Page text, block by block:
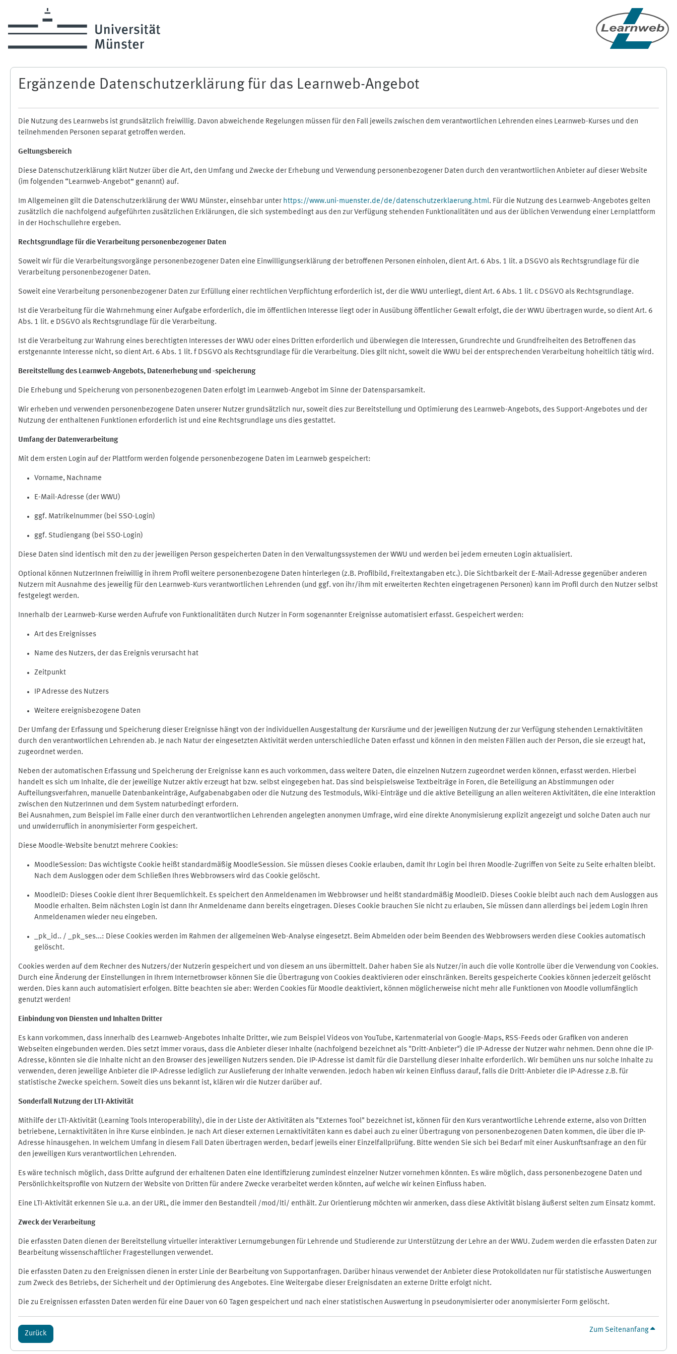
Ergänzende Datenschutzerklärung für das Learnweb-Angebot
Die Nutzung des Learnwebs ist grundsätzlich freiwillig. Davon abweichende Regelungen müssen für den Fall jeweils zwischen dem verantwortlichen Lehrenden eines Learnweb-Kurses und den
teilnehmenden Personen separat getroffen werden.
Geltungsbereich
Diese Datenschutzerklärung klärt Nutzer über die Art, den Umfang und Zwecke der Erhebung und Verwendung personenbezogener Daten durch den verantwortlichen Anbieter auf dieser Website
(im folgenden “Learnweb-Angebot” genannt) auf.
Im Allgemeinen gilt die Datenschutzerklärung der WWU Münster, einsehbar unter https://www.uni-muenster.de/de/datenschutzerklaerung.html. Für die Nutzung des Learnweb-Angebotes gelten
zusätzlich die nachfolgend aufgeführten zusätzlichen Erklärungen, die sich systembedingt aus den zur Verfügung stehenden Funktionalitäten und aus der üblichen Verwendung einer Lernplattform
in der Hochschullehre ergeben.
Rechtsgrundlage für die Verarbeitung personenbezogener Daten
Soweit wir für die Verarbeitungsvorgänge personenbezogener Daten eine Einwilligungserklärung der betroffenen Personen einholen, dient Art. 6 Abs. 1 lit. a DSGVO als Rechtsgrundlage für die
Verarbeitung personenbezogener Daten.
Soweit eine Verarbeitung personenbezogener Daten zur Erfüllung einer rechtlichen Verpflichtung erforderlich ist, der die WWU unterliegt, dient Art. 6 Abs. 1 lit. c DSGVO als Rechtsgrundlage.
Ist die Verarbeitung für die Wahrnehmung einer Aufgabe erforderlich, die im öffentlichen Interesse liegt oder in Ausübung öffentlicher Gewalt erfolgt, die der WWU übertragen wurde, so dient Art. 6
Abs. 1 lit. e DSGVO als Rechtsgrundlage für die Verarbeitung.
Ist die Verarbeitung zur Wahrung eines berechtigten Interesses der WWU oder eines Dritten erforderlich und überwiegen die Interessen, Grundrechte und Grundfreiheiten des Betroffenen das
erstgenannte Interesse nicht, so dient Art. 6 Abs. 1 lit. f DSGVO als Rechtsgrundlage für die Verarbeitung. Dies gilt nicht, soweit die WWU bei der entsprechenden Verarbeitung hoheitlich tätig wird.
Bereitstellung des Learnweb-Angebots, Datenerhebung und -speicherung
Die Erhebung und Speicherung von personenbezogenen Daten erfolgt im Learnweb-Angebot im Sinne der Datensparsamkeit.
Wir erheben und verwenden personenbezogene Daten unserer Nutzer grundsätzlich nur, soweit dies zur Bereitstellung und Optimierung des Learnweb-Angebots, des Support-Angebotes und der
Nutzung der enthaltenen Funktionen erforderlich ist und eine Rechtsgrundlage uns dies gestattet.
Umfang der Datenverarbeitung
Mit dem ersten Login auf der Plattform werden folgende personenbezogene Daten im Learnweb gespeichert:
Vorname, Nachname
E-Mail-Adresse (der WWU)
ggf. Matrikelnummer (bei SSO-Login)
ggf. Studiengang (bei SSO-Login)
Diese Daten sind identisch mit den zu der jeweiligen Person gespeicherten Daten in den Verwaltungssystemen der WWU und werden bei jedem erneuten Login aktualisiert.
Optional können NutzerInnen freiwillig in ihrem Profil weitere personenbezogene Daten hinterlegen (z.B. Profilbild, Freitextangaben etc.). Die Sichtbarkeit der E-Mail-Adresse gegenüber anderen
Nutzern mit Ausnahme des jeweilig für den Learnweb-Kurs verantwortlichen Lehrenden (und ggf. von ihr/ihm mit erweiterten Rechten eingetragenen Personen) kann im Profil durch den Nutzer selbst
festgelegt werden.
Innerhalb der Learnweb-Kurse werden Aufrufe von Funktionalitäten durch Nutzer in Form sogenannter Ereignisse automatisiert erfasst. Gespeichert werden:
Art des Ereignisses
Name des Nutzers, der das Ereignis verursacht hat
Zeitpunkt
IP Adresse des Nutzers
Weitere ereignisbezogene Daten
Der Umfang der Erfassung und Speicherung dieser Ereignisse hängt von der individuellen Ausgestaltung der Kursräume und der jeweiligen Nutzung der zur Verfügung stehenden Lernaktivitäten
durch den verantwortlichen Lehrenden ab. Je nach Natur der eingesetzten Aktivität werden unterschiedliche Daten erfasst und können in den meisten Fällen auch der Person, die sie erzeugt hat,
zugeordnet werden.
Neben der automatischen Erfassung und Speicherung der Ereignisse kann es auch vorkommen, dass weitere Daten, die einzelnen Nutzern zugeordnet werden können, erfasst werden. Hierbei
handelt es sich um Inhalte, die der jeweilige Nutzer aktiv erzeugt hat bzw. selbst eingegeben hat. Das sind beispielsweise Textbeiträge in Foren, die Beteiligung an Abstimmungen oder
Aufteilungsverfahren, manuelle Datenbankeinträge, Aufgabenabgaben oder die Nutzung des Testmoduls, Wiki-Einträge und die aktive Beteiligung an allen weiteren Aktivitäten, die eine Interaktion
zwischen den NutzerInnen und dem System naturbedingt erfordern.
Bei Ausnahmen, zum Beispiel im Falle einer durch den verantwortlichen Lehrenden angelegten anonymen Umfrage, wird eine direkte Anonymisierung explizit angezeigt und solche Daten auch nur
und unwiderruflich in anonymisierter Form gespeichert.
Diese Moodle-Website benutzt mehrere Cookies:
MoodleSession: Das wichtigste Cookie heißt standardmäßig MoodleSession. Sie müssen dieses Cookie erlauben, damit Ihr Login bei Ihren Moodle-Zugriffen von Seite zu Seite erhalten bleibt.
Nach dem Ausloggen oder dem Schließen Ihres Webbrowsers wird das Cookie gelöscht.
MoodleID: Dieses Cookie dient Ihrer Bequemlichkeit. Es speichert den Anmeldenamen im Webbrowser und heißt standardmäßig MoodleID. Dieses Cookie bleibt auch nach dem Ausloggen aus
Moodle erhalten. Beim nächsten Login ist dann Ihr Anmeldename dann bereits eingetragen. Dieses Cookie brauchen Sie nicht zu erlauben, Sie müssen dann allerdings bei jedem Login Ihren
Anmeldenamen wieder neu eingeben.
_pk_id.. / _pk_ses...: Diese Cookies werden im Rahmen der allgemeinen Web-Analyse eingesetzt. Beim Abmelden oder beim Beenden des Webbrowsers werden diese Cookies automatisch
gelöscht.
Cookies werden auf dem Rechner des Nutzers/der Nutzerin gespeichert und von diesem an uns übermittelt. Daher haben Sie als Nutzer/in auch die volle Kontrolle über die Verwendung von Cookies.
Durch eine Änderung der Einstellungen in Ihrem Internetbrowser können Sie die Übertragung von Cookies deaktivieren oder einschränken. Bereits gespeicherte Cookies können jederzeit gelöscht
werden. Dies kann auch automatisiert erfolgen. Bitte beachten sie aber: Werden Cookies für Moodle deaktiviert, können möglicherweise nicht mehr alle Funktionen von Moodle vollumfänglich
genutzt werden!
Einbindung von Diensten und Inhalten Dritter
Es kann vorkommen, dass innerhalb des Learnweb-Angebotes Inhalte Dritter, wie zum Beispiel Videos von YouTube, Kartenmaterial von Google-Maps, RSS-Feeds oder Grafiken von anderen
Webseiten eingebunden werden. Dies setzt immer voraus, dass die Anbieter dieser Inhalte (nachfolgend bezeichnet als "Dritt-Anbieter") die IP-Adresse der Nutzer wahr nehmen. Denn ohne die IP-
Adresse, könnten sie die Inhalte nicht an den Browser des jeweiligen Nutzers senden. Die IP-Adresse ist damit für die Darstellung dieser Inhalte erforderlich. Wir bemühen uns nur solche Inhalte zu
verwenden, deren jeweilige Anbieter die IP-Adresse lediglich zur Auslieferung der Inhalte verwenden. Jedoch haben wir keinen Einfluss darauf, falls die Dritt-Anbieter die IP-Adresse z.B. für
statistische Zwecke speichern. Soweit dies uns bekannt ist, klären wir die Nutzer darüber auf.
Sonderfall Nutzung der LTI-Aktivität
Mithilfe der LTI-Aktivität (Learning Tools Interoperability), die in der Liste der Aktivitäten als "Externes Tool" bezeichnet ist, können für den Kurs verantwortliche Lehrende externe, also von Dritten
betriebene, Lernaktivitäten in ihre Kurse einbinden. Je nach Art dieser externen Lernaktivitäten kann es dabei auch zu einer Übertragung von personenbezogenen Daten kommen, die über die IP-
Adresse hinausgehen. In welchem Umfang in diesem Fall Daten übertragen werden, bedarf jeweils einer Einzelfallprüfung. Bitte wenden Sie sich bei Bedarf mit einer Auskunftsanfrage an den für
den jeweiligen Kurs verantwortlichen Lehrenden.
Es wäre technisch möglich, dass Dritte aufgrund der erhaltenen Daten eine Identifizierung zumindest einzelner Nutzer vornehmen könnten. Es wäre möglich, dass personenbezogene Daten und
Persönlichkeitsprofile von Nutzern der Website von Dritten für andere Zwecke verarbeitet werden könnten, auf welche wir keinen Einfluss haben.
Eine LTI-Aktivität erkennen Sie u.a. an der URL, die immer den Bestandteil /mod/lti/ enthält. Zur Orientierung möchten wir anmerken, dass diese Aktivität bislang äußerst selten zum Einsatz kommt.
Zweck der Verarbeitung
Die erfassten Daten dienen der Bereitstellung virtueller interaktiver Lernumgebungen für Lehrende und Studierende zur Unterstützung der Lehre an der WWU. Zudem werden die erfassten Daten zur
Bearbeitung wissenschaftlicher Fragestellungen verwendet.
Die erfassten Daten zu den Ereignissen dienen in erster Linie der Bearbeitung von Supportanfragen. Darüber hinaus verwendet der Anbieter diese Protokolldaten nur für statistische Auswertungen
zum Zweck des Betriebs, der Sicherheit und der Optimierung des Angebotes. Eine Weitergabe dieser Ereignisdaten an externe Dritte erfolgt nicht.
Die zu Ereignissen erfassten Daten werden für eine Dauer von 60 Tagen gespeichert und nach einer statistischen Auswertung in pseudonymisierter oder anonymisierter Form gelöscht.
Zurück Zum Seitenanfang